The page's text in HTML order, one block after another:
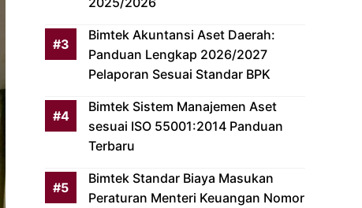
Bimtek Akuntansi Aset Daerah:
Panduan Lengkap 2026/2027
Pelaporan Sesuai Standar BPK
Bimtek Sistem Manajemen Aset
sesuai ISO 55001:2014 Panduan
Terbaru
Bimtek Standar Biaya Masukan
Peraturan Menteri Keuangan Nomor